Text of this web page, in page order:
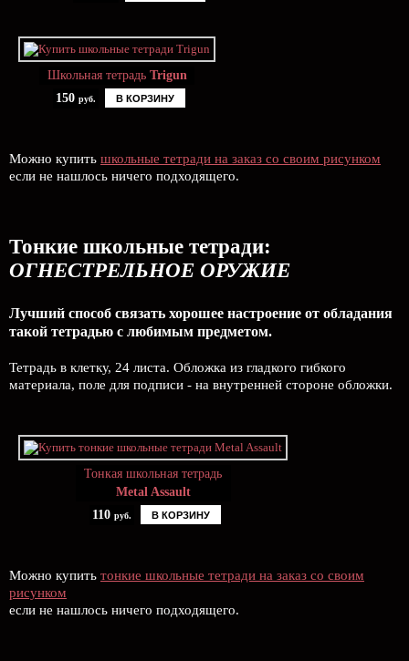
Школьная тетрадь Trigun
150 руб. В КОРЗИНУ
Можно купить школьные тетради на заказ со своим рисунком
если не нашлось ничего подходящего.
Тонкие школьные тетради:
ОГНЕСТРЕЛЬНОЕ ОРУЖИЕ
Лучший способ связать хорошее настроение от обладания
такой тетрадью c любимым предметом.
Тетрадь в клетку, 24 листа. Обложка из гладкого гибкого
материала, поле для подписи - на внутренней стороне обложки.
Тонкая школьная тетрадь
Metal Assault
110 руб. В КОРЗИНУ
Можно купить тонкие школьные тетради на заказ со своим
рисунком
если не нашлось ничего подходящего.